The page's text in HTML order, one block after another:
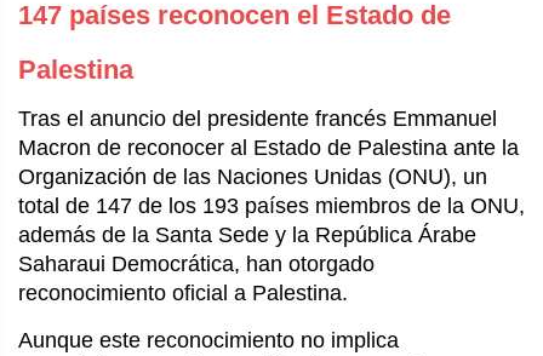
147 países reconocen el Estado de
Palestina
Tras el anuncio del presidente francés Emmanuel
Macron de reconocer al Estado de Palestina ante la
Organización de las Naciones Unidas (ONU), un
total de 147 de los 193 países miembros de la ONU,
además de la Santa Sede y la República Árabe
Saharaui Democrática, han otorgado
reconocimiento oficial a Palestina.
Aunque este reconocimiento no implica